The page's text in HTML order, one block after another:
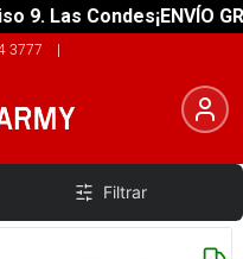
Las Condes¡ENVÍO
3777 |
Filtrar